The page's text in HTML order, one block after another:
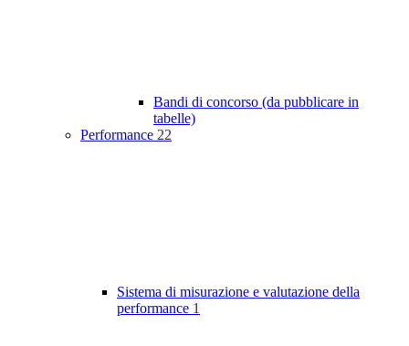
Bandi di concorso (da pubblicare in
tabelle)
Performance 22
Sistema di misurazione e valutazione della
performance 1